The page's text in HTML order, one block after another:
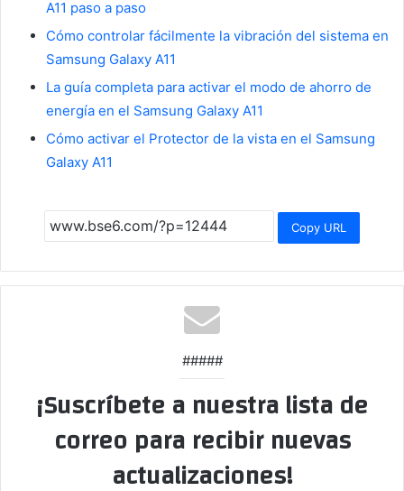
A11 paso a paso
Cómo controlar fácilmente la vibración del sistema en
Samsung Galaxy A11
La guía completa para activar el modo de ahorro de
energía en el Samsung Galaxy A11
Cómo activar el Protector de la vista en el Samsung
Galaxy A11
Copy URL
#####
¡Suscríbete a nuestra lista de
correo para recibir nuevas
actualizaciones!